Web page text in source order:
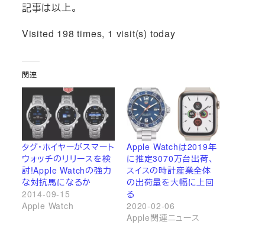
記事は以上。
Visited 198 times, 1 visit(s) today
関連
タグ・ホイヤーがスマート
ウォッチのリリースを検
討!Apple Watchの強力
な対抗馬になるか
2014-09-15
Apple Watch
Apple Watchは2019年
に推定3070万台出荷、
スイスの時計産業全体
の出荷量を大幅に上回
る
2020-02-06
Apple関連ニュース